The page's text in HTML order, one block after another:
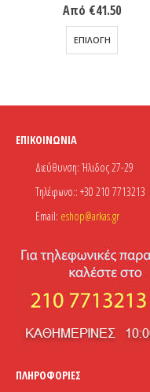
Από €41.50
ΕΠΙΛΟΓΉ
Αυτό το προϊόν έχει πολλαπλές παραλλαγές. Οι επιλογές μπορούν να επιλεγούν στη σελίδα του προϊόντος
ΕΠΙΚΟΙΝΩΝΊΑ
Διεύθυνση: Ήλιδος 27-29
Τηλέφωνο:: +30 210 7713213
Email: eshop@arkas.gr
ΠΛΗΡΟΦΟΡΊΕΣ